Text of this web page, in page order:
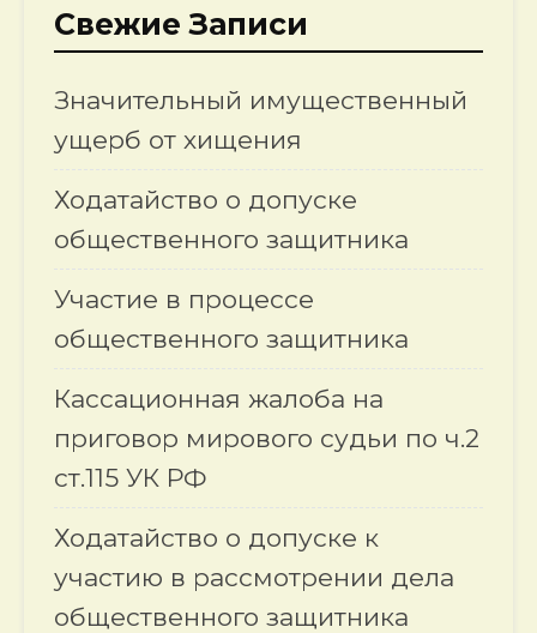
Свежие Записи
Значительный имущественный
ущерб от хищения
Ходатайство о допуске
общественного защитника
Участие в процессе
общественного защитника
Кассационная жалоба на
приговор мирового судьи по ч.2
ст.115 УК РФ
Ходатайство о допуске к
участию в рассмотрении дела
общественного защитника